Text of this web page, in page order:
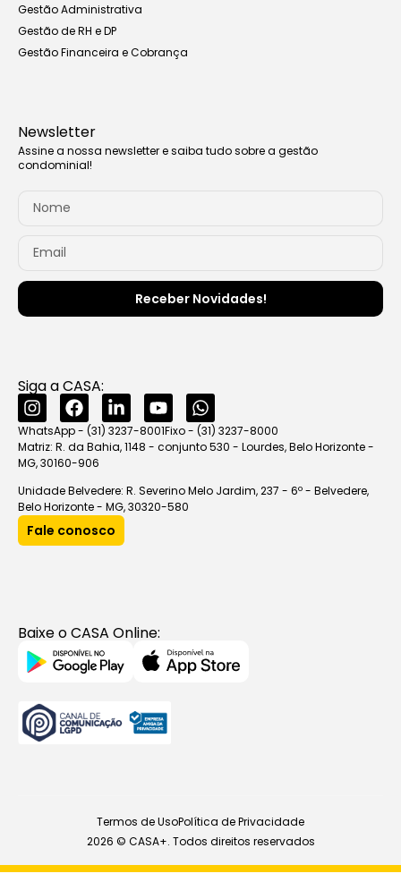
Gestão Administrativa
Gestão de RH e DP
Gestão Financeira e Cobrança
Newsletter
Assine a nossa newsletter e saiba tudo sobre a gestão
condominial!
Receber Novidades!
Siga a CASA:
WhatsApp - (31) 3237-8001Fixo - (31) 3237-8000
Matriz: R. da Bahia, 1148 - conjunto 530 - Lourdes, Belo Horizonte -
MG, 30160-906
Unidade Belvedere: R. Severino Melo Jardim, 237 - 6º - Belvedere,
Belo Horizonte - MG, 30320-580
Fale conosco
Baixe o CASA Online:
2026 © CASA+. Todos direitos reservados
Termos de UsoPolítica de Privacidade